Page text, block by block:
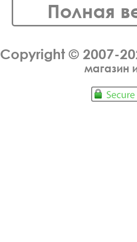
Полная
Copyright © 2007-
магазин